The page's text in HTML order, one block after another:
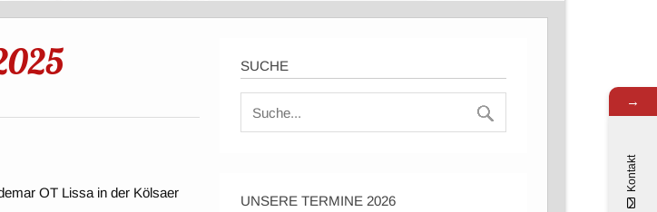
OT Lissa in der Kölsaer
SUCHE
UNSERE TERMINE 2026
→
Kontakt